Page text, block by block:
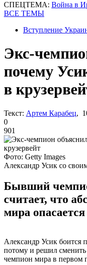
СПЕЦТЕМА: Война в
ВСЕ ТЕМЫ
Вступление
Экс-
почему
в
Текст: Артем Карабец,
0
901
Фото: Getty Images
Александр Усик со
Бывший
считает, что
мира
Александр Усик боится
потому и решил
чемпион мира в первом